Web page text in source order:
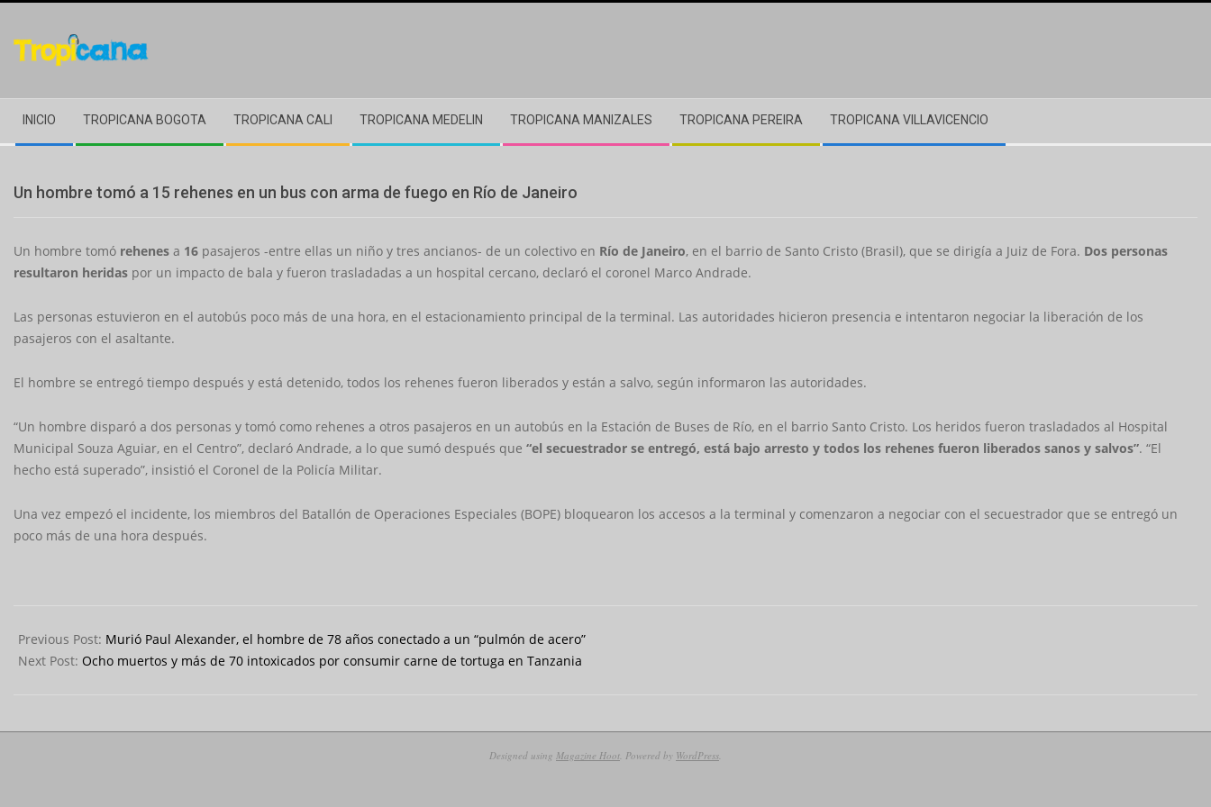
content
Navigation
Menu
INICIO TROPICANA BOGOTA TROPICANA CALI TROPICANA MEDELIN TROPICANA MANIZALES TROPICANA PEREIRA TROPICANA VILLAVICENCIO
Un hombre tomó a 15 rehenes en un bus con arma de fuego en Río de Janeiro
Un hombre tomó rehenes a 16 pasajeros -entre ellas un niño y tres ancianos- de un colectivo en Río de Janeiro, en el barrio de Santo Cristo (Brasil), que se dirigía a Juiz de Fora. Dos personas
resultaron heridas por un impacto de bala y fueron trasladadas a un hospital cercano, declaró el coronel Marco Andrade.
Las personas estuvieron en el autobús poco más de una hora, en el estacionamiento principal de la terminal. Las autoridades hicieron presencia e intentaron negociar la liberación de los
pasajeros con el asaltante.
El hombre se entregó tiempo después y está detenido, todos los rehenes fueron liberados y están a salvo, según informaron las autoridades.
“Un hombre disparó a dos personas y tomó como rehenes a otros pasajeros en un autobús en la Estación de Buses de Río, en el barrio Santo Cristo. Los heridos fueron trasladados al Hospital
Municipal Souza Aguiar, en el Centro”, declaró Andrade, a lo que sumó después que “el secuestrador se entregó, está bajo arresto y todos los rehenes fueron liberados sanos y salvos”. “El
hecho está superado”, insistió el Coronel de la Policía Militar.
Una vez empezó el incidente, los miembros del Batallón de Operaciones Especiales (BOPE) bloquearon los accesos a la terminal y comenzaron a negociar con el secuestrador que se entregó un
poco más de una hora después.
03-
13
Previous Post: Murió Paul Alexander, el hombre de 78 años conectado a un “pulmón de acero”
Next Post: Ocho muertos y más de 70 intoxicados por consumir carne de tortuga en Tanzania
Designed using Magazine Hoot . Powered by WordPress